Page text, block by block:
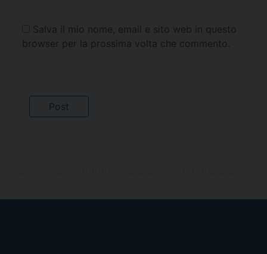
Salva il mio nome, email e sito web in questo
browser per la prossima volta che commento.